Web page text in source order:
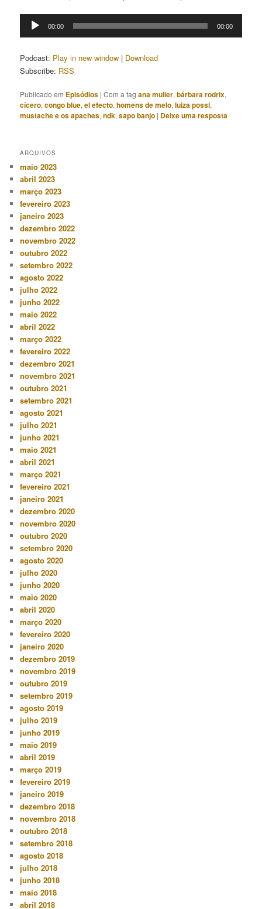
Tocador
00:00 00:00
Podcast: Play in new window | Download
Subscribe: RSS
Publicado em Episódios |Com a tagana muller,bárbara rodrix,
cícero,congo blue,el efecto,homens de melo,luiza possi,
mustache e os apaches,ndk,sapo banjo | Deixe uma resposta
ARQUIVOS
maio 2023
abril 2023
março 2023
fevereiro 2023
janeiro 2023
dezembro 2022
novembro 2022
outubro 2022
setembro 2022
agosto 2022
julho 2022
junho 2022
maio 2022
abril 2022
março 2022
fevereiro 2022
dezembro 2021
novembro 2021
outubro 2021
setembro 2021
agosto 2021
julho 2021
junho 2021
maio 2021
abril 2021
março 2021
fevereiro 2021
janeiro 2021
dezembro 2020
novembro 2020
outubro 2020
setembro 2020
agosto 2020
julho 2020
junho 2020
maio 2020
abril 2020
março 2020
fevereiro 2020
janeiro 2020
dezembro 2019
novembro 2019
outubro 2019
setembro 2019
agosto 2019
julho 2019
junho 2019
maio 2019
abril 2019
março 2019
fevereiro 2019
janeiro 2019
dezembro 2018
novembro 2018
outubro 2018
setembro 2018
agosto 2018
julho 2018
junho 2018
maio 2018
abril 2018